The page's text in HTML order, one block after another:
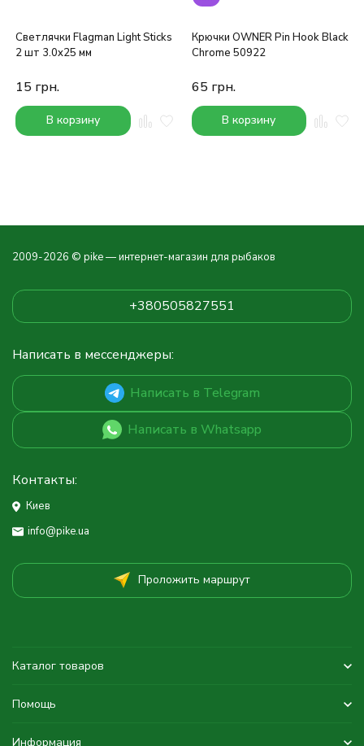
Светлячки Flagman Light Sticks
2 шт 3.0x25 мм
15 грн.
В корзину
Крючки OWNER Pin Hook Black
Chrome 50922
65 грн.
В корзину
2009-2026 © pike — интернет-магазин для рыбаков
+380505827551
Написать в мессенджеры:
Написать в Telegram
Написать в Whatsapp
Контакты:
Киев
info@pike.ua
Проложить маршрут
Каталог товаров
Помощь
Информация